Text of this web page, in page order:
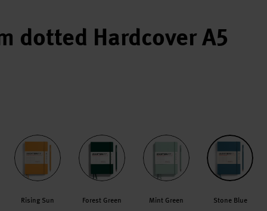
dotted Hardcover A5
Rising Sun Forest Green Mint Green Stone Blue